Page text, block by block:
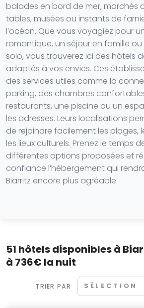
balades en bord de mer, marchés
tables, musées ou instants de
l’océan. Que vous voyagiez pour
romantique, un séjour en famille
solo, vous trouverez ici des hôtels
adaptés à vos envies. Ces
des services utiles comme la
parking, des chambres
restaurants, une piscine ou un
les adresses. Leurs localisations
de rejoindre facilement les plages,
les lieux culturels. Prenez le temps
différentes options proposées et
confiance l’hébergement qui
Biarritz encore plus agréable.
51 hôtels disponibles à
à 736€ la nuit
TRIER PAR SÉLECTION